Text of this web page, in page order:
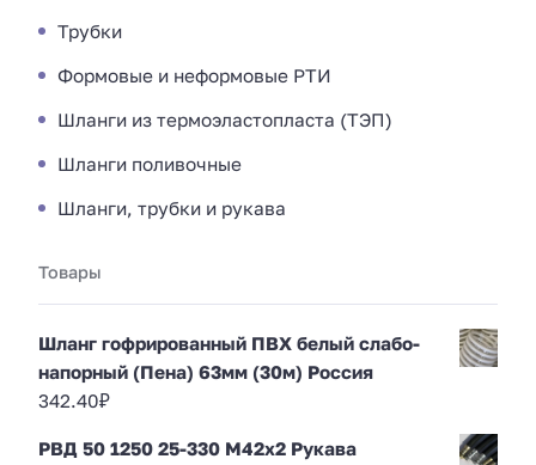
Трубки
Формовые и неформовые РТИ
Шланги из термоэластопласта (ТЭП)
Шланги поливочные
Шланги, трубки и рукава
Товары
Шланг гофрированный ПВХ белый слабо-
напорный (Пена) 63мм (30м) Россия
342.40₽
РВД 50 1250 25-330 М42х2 Рукава